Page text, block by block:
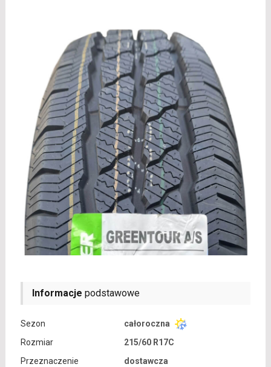
Informacje podstawowe
Sezon
całoroczna
Rozmiar
215/60 R17C
Przeznaczenie
dostawcza